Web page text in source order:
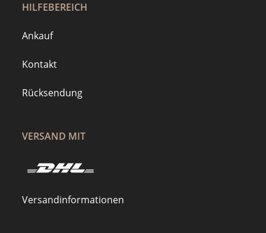
HILFEBEREICH
Ankauf
Kontakt
Rücksendung
VERSAND MIT
Versandinformationen